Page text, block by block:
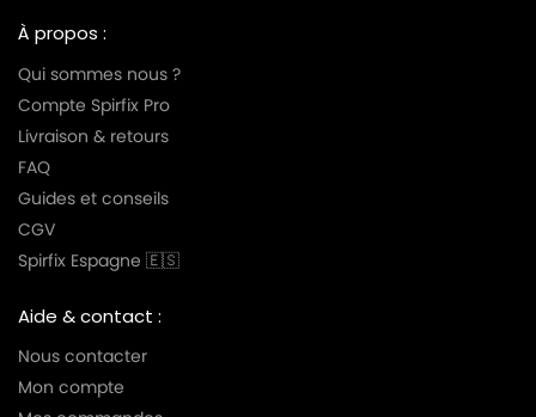
À propos :
Qui sommes nous ?
Compte Spirfix Pro
Livraison & retours
FAQ
Guides et conseils
CGV
Spirfix Espagne 🇪🇸
Aide & contact :
Nous contacter
Mon compte